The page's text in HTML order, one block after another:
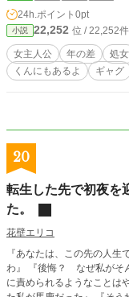
24h.ポイント 0pt
小説 22,252 位 / 22,252件
女主人公 年の差 処女
くんにもあるよ
ギャグ
20
転生した先で初夜を
た。
花壁エリコ
『あなたは、この先の人
わ』 『後悔？ なぜ私がそ
に責められるようなことは